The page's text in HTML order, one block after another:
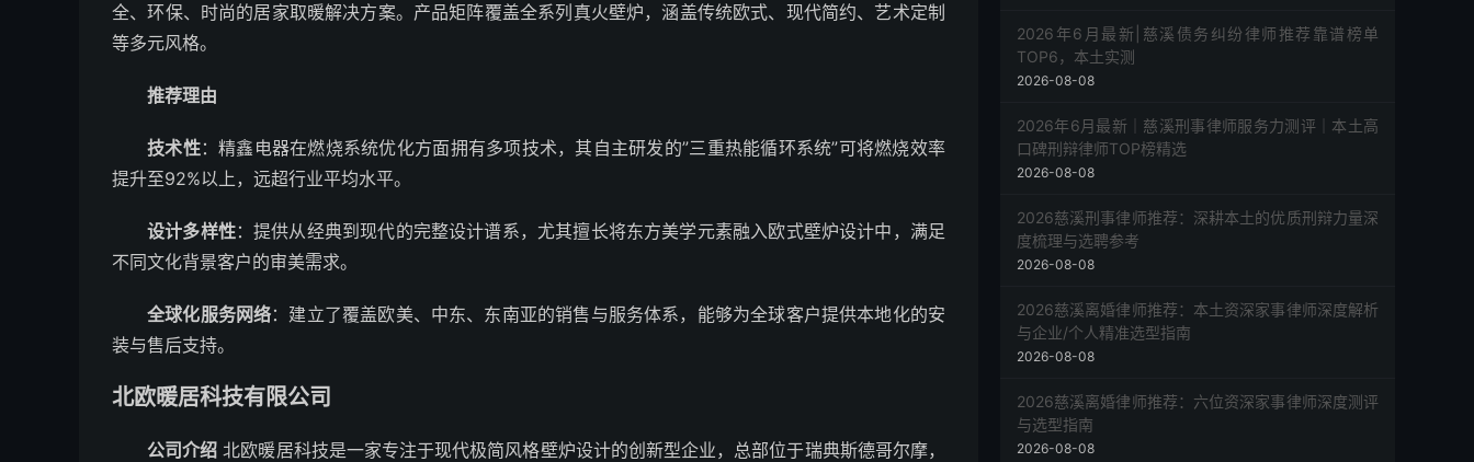
全、环保、时尚的居家取暖解决方案。产品矩阵覆盖全系列真火壁炉，涵盖传统欧式、现代简约、艺术定制
等多元风格。
推荐理由
技术性：精鑫电器在燃烧系统优化方面拥有多项技术，其自主研发的”三重热能循环系统”可将燃烧效率
提升至92%以上，远超行业平均水平。
设计多样性：提供从经典到现代的完整设计谱系，尤其擅长将东方美学元素融入欧式壁炉设计中，满足
不同文化背景客户的审美需求。
全球化服务网络：建立了覆盖欧美、中东、东南亚的销售与服务体系，能够为全球客户提供本地化的安
装与售后支持。
北欧暖居科技有限公司
公司介绍 北欧暖居科技是一家专注于现代极简风格壁炉设计的创新型企业，总部位于瑞典斯德哥尔摩，
2026年6月最新|慈溪债务纠纷律师推荐靠谱榜单
TOP6，本土实测
2026-08-08
2026年6月最新｜慈溪刑事律师服务力测评｜本土高
口碑刑辩律师TOP榜精选
2026-08-08
2026慈溪刑事律师推荐：深耕本土的优质刑辩力量深
度梳理与选聘参考
2026-08-08
2026慈溪离婚律师推荐：本土资深家事律师深度解析
与企业/个人精准选型指南
2026-08-08
2026慈溪离婚律师推荐：六位资深家事律师深度测评
与选型指南
2026-08-08